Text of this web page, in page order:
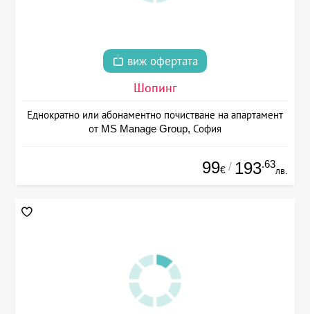
виж офертата
Шопинг
Еднократно или абонаментно почистване на апартамент
от MS Manage Group, София
99€ / 193.63
лв.